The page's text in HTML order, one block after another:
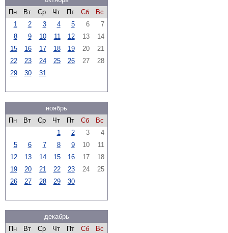
Пн
Вт Ср Чт Пт Сб
Вс
1
2 3 4 5 6
7
8
9 10 11 12 13
14
15
16 17 18 19 20
21
22
23 24 25 26 27
28
29
30 31
ноябрь
Пн
Вт Ср Чт Пт Сб
Вс
1
2 3
4
5
6 7 8 9 10
11
12
13 14 15 16 17
18
19
20 21 22 23 24
25
26
27 28 29 30
декабрь
Пн
Вт Ср Чт Пт Сб
Вс